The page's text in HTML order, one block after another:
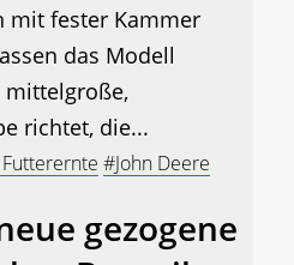
mit fester Kammer
das Modell
mittelgroße,
richtet, die...
#John Deere
gezogene